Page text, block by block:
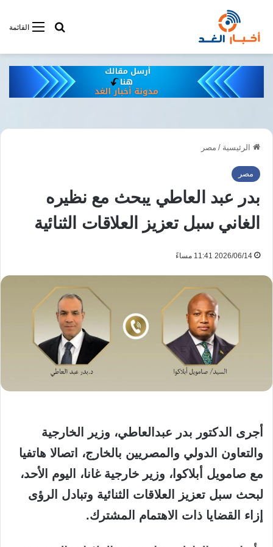
القائمةأبحت فى
الرئيسية / مصر
مصر
بدر عبد العاطي يبحث مع نظيره
الغاني سبل تعزيز العلاقات الثنائية
2026/06/14 11:41 مساءً
أجرى الدكتور بدر عبدالعاطي، وزير الخارجية
والتعاون الدولي والمصريين بالخارج، اتصالا هاتفيا
مع صامويل أبلاكوا، وزير خارجية غانا، اليوم الأحد،
لبحث سبل تعزيز العلاقات الثنائية وتبادل الرؤى
إزاء القضايا ذات الاهتمام المشترك.